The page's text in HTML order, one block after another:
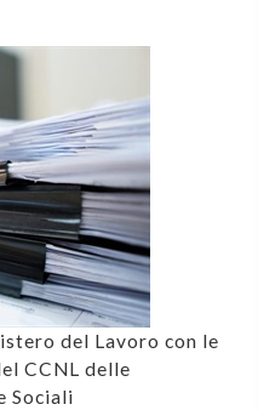
del Lavoro con le
CCNL delle
Sociali